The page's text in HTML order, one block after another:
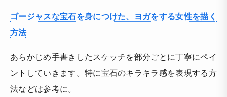
ゴージャスな宝石を身につけた、ヨガをする女性を描く
方法
あらかじめ手書きしたスケッチを部分ごとに丁寧にペイ
ントしていきます。特に宝石のキラキラ感を表現する方
法などは参考に。